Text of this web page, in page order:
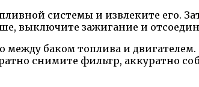
системы и извлеките его.
выключите зажигание и
баком топлива и
снимите фильтр, аккуратно